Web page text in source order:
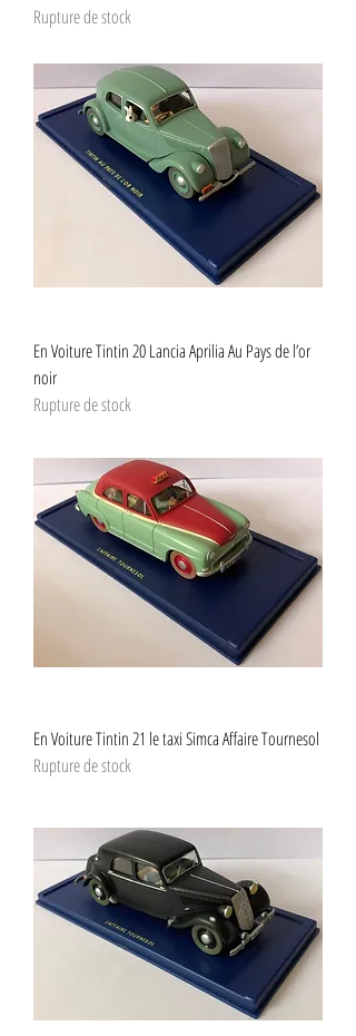
Rupture de stock
En Voiture Tintin 20 Lancia Aprilia Au Pays de l’or
noir
Rupture de stock
En Voiture Tintin 21 le taxi Simca Affaire Tournesol
Rupture de stock